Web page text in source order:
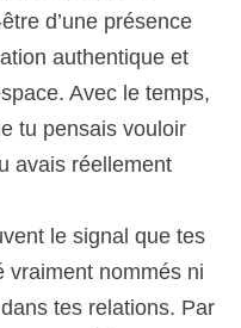
d’une présence
authentique et
Avec le temps,
tu pensais vouloir
avais réellement
le signal que tes
vraiment nommés ni
tes relations. Par